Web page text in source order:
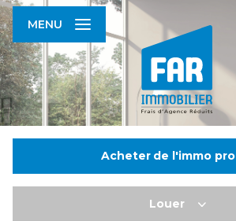
MENU
Acheter de l'immo pro
Louer